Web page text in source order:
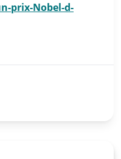
prix-Nobel-d-